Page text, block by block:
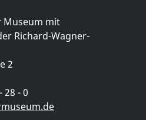
Museum mit
Richard-Wagner-
2
28 - 0